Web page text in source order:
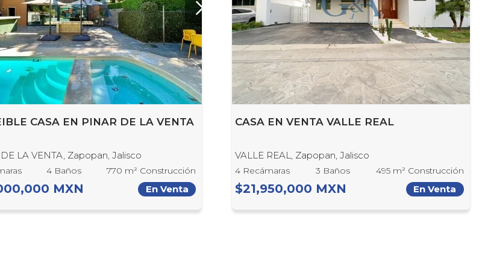
CASA EN PINAR DE LA VENTA
LA VENTA, Zapopan, Jalisco
4 Baños 770 m² Construcción
MXN En Venta
CASA EN VENTA VALLE REAL
VALLE REAL, Zapopan, Jalisco
4 Recámaras 3 Baños 495 m² Construcción
$21,950,000 MXN En Venta